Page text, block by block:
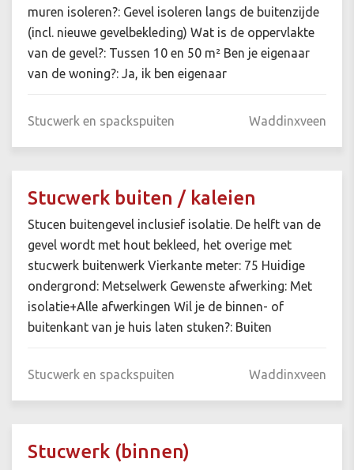
muren isoleren?: Gevel isoleren langs de buitenzijde
(incl. nieuwe gevelbekleding) Wat is de oppervlakte
van de gevel?: Tussen 10 en 50 m² Ben je eigenaar
van de woning?: Ja, ik ben eigenaar
Stucwerk en spackspuiten Waddinxveen
Stucwerk buiten / kaleien
Stucen buitengevel inclusief isolatie. De helft van de
gevel wordt met hout bekleed, het overige met
stucwerk buitenwerk Vierkante meter: 75 Huidige
ondergrond: Metselwerk Gewenste afwerking: Met
isolatie+Alle afwerkingen Wil je de binnen- of
buitenkant van je huis laten stuken?: Buiten
Stucwerk en spackspuiten Waddinxveen
Stucwerk (binnen)